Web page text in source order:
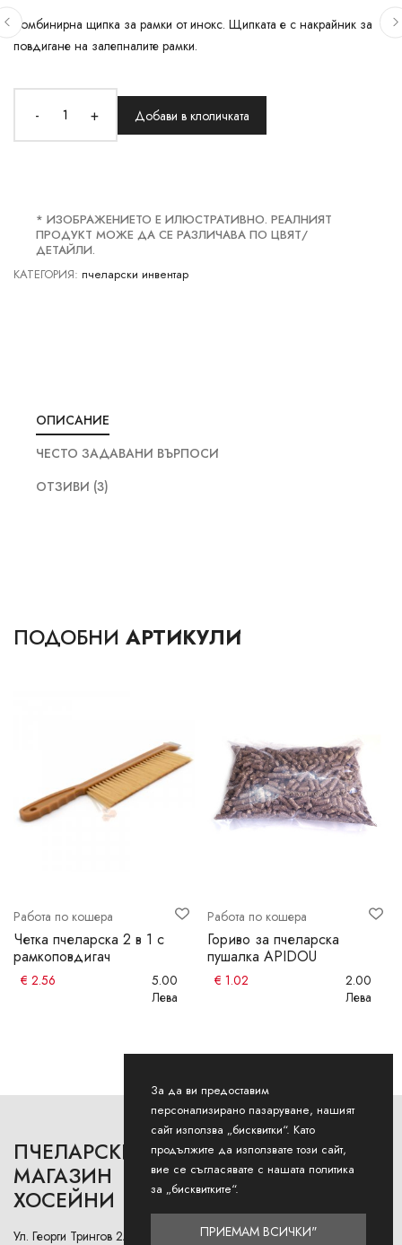
Комбинирна щипка за рамки от инокс. Щипката е с накрайник за
повдигане на залепналите рамки.
- + Добави в клоличката
* ИЗОБРАЖЕНИЕТО Е ИЛЮСТРАТИВНО. РЕАЛНИЯТ
ПРОДУКТ МОЖЕ ДА СЕ РАЗЛИЧАВА ПО ЦВЯТ/
ДЕТАЙЛИ.
КАТЕГОРИЯ: пчеларски инвентар
ОПИСАНИЕ
ЧЕСТО ЗАДАВАНИ ВЪРПОСИ
ОТЗИВИ (3)
ПОДОБНИ АРТИКУЛИ
Работа по кошера
Четка пчеларска 2 в 1 с
рамкоповдигач
€ 2.56
5.00
Лева
Работа по кошера
Гориво за пчеларска
пушалка APIDOU
€ 1.02
2.00
Лева
ПЧЕЛАРСКИ
МАГАЗИН
ХОСЕЙНИ
Ул. Георги Трингов 2А (до
РАБОТНО ВРЕМЕ
Понеделник - Петък: 9AM -
12:30PM и 13:00РМ - 18:00РМ
За да ви предоставим
персонализирано пазаруване, нашият
сайт използва „бисквитки“. Като
продължите да използвате този сайт,
вие се съгласявате с нашата политика
за „бисквитките“.
ПРИЕМАМ ВСИЧКИ"